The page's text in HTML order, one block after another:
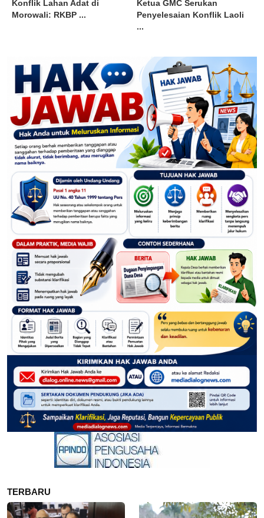
Konflik Lahan Adat di
Morowali: RKBP ...
Ketua GMC Serukan
Penyelesaian Konflik Laoli
...
TERBARU